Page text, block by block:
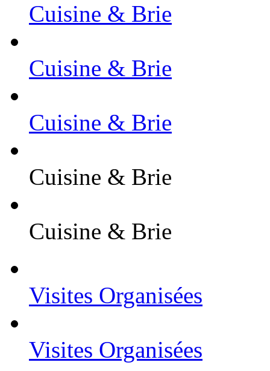
Cuisine & Brie
Cuisine & Brie
Cuisine & Brie
Cuisine & Brie
Cuisine & Brie
Visites Organisées
Visites Organisées